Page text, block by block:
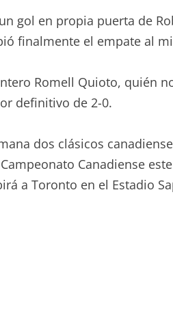
gol en propia puerta de
finalmente el empate al
Romell Quioto, quién
definitivo de 2-0.
dos clásicos
Canadiense
a Toronto en el Estadio